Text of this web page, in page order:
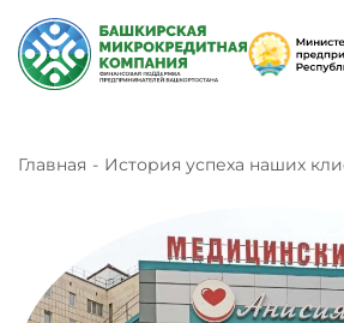
Главная История успеха наших